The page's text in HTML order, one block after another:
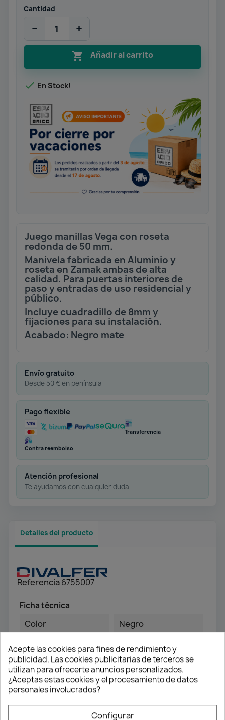
Cantidad
− +
 Añadir al carrito
 En Stock!
Juego manillas Vega con roseta
redonda de 50 mm.
Manivela fabricada en Aluminio y
roseta en Zamak ambas de alta
calidad. Para puertas interiores de
paso y entradas de uso residencial y
público.
Incluye cuadradillo de 8mm y
fijaciones para su instalación.
Acabado: Negro mate
Envío gratuito
Desde 50 € en península
Pago flexible
Transferencia
Contra reembolso
Atención profesional
Te ayudamos con cualquier duda
Detalles del producto
Referencia6755007
Ficha técnica
Color Negro
Referencias específicas
Ean13 8431955068203
Acepte las cookies para fines de rendimiento y
publicidad. Las cookies publicitarias de terceros se
utilizan para ofrecerte anuncios personalizados.
¿Aceptas estas cookies y el procesamiento de datos
personales involucrados?
Configurar